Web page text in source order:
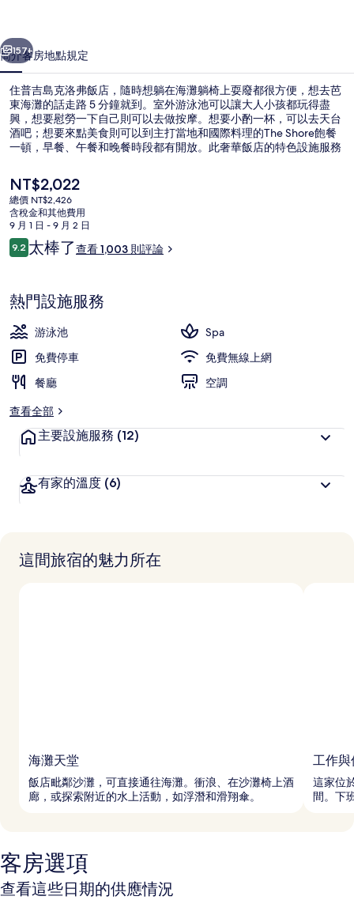
店
的
相
片
集
個 下一個
157+
簡介客房地點規定
住普吉島克洛弗飯店，隨時想躺在海灘躺椅上耍廢都很方便，想去芭
東海灘的話走路 5 分鐘就到。室外游泳池可以讓大人小孩都玩得盡
興，想要慰勞一下自己則可以去做按摩。想要小酌一杯，可以去天台
酒吧；想要來點美食則可以到主打當地和國際料理的The Shore飽餐
一頓，早餐、午餐和晚餐時段都有開放。此奢華飯店的特色設施服務
和友善員工極高的評價。
目
前
的
價
格
是
NT$2,022
總價 NT$2,426
含稅金和其他費用
9 月 1 日 - 9 月 2 日
評
論
9.29.2 分，滿分 10 分，
太棒了查看 1,003 則評論
熱門設施服務
游泳池
Spa
免費停車
免費無線上網
餐廳
空調
查看全部
主要設施服務 (12)
有家的溫度 (6)
這間旅宿的魅力所在
海灘天堂
飯店毗鄰沙灘，可直接通往海灘。衝浪、在沙灘椅上酒
廊，或探索附近的水上活動，如浮潛和滑翔傘。
工作與
這家位
間。下
客房選項
查看這些日期的供應情況